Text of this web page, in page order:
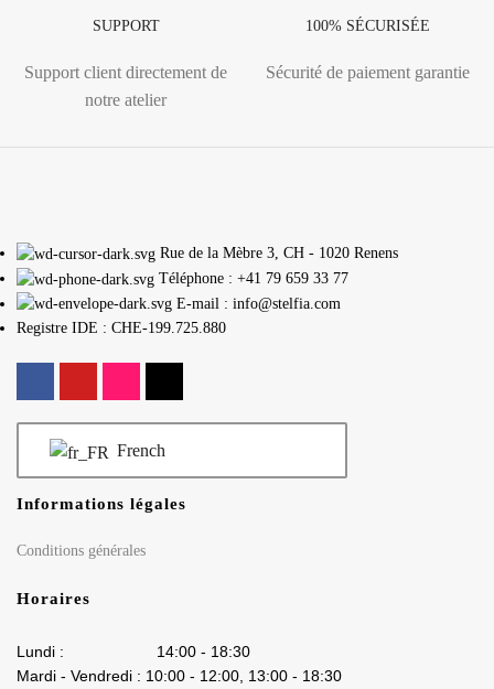
SUPPORT
Support client directement de
notre atelier
100% SÉCURISÉE
Sécurité de paiement garantie
Rue de la Mèbre 3, CH - 1020 Renens
Téléphone : +41 79 659 33 77
E-mail : info@stelfia.com
Registre IDE : CHE-199.725.880
French
Informations légales
Conditions générales
Horaires
Lundi : 14:00 - 18:30
Mardi - Vendredi : 10:00 - 12:00, 13:00 - 18:30